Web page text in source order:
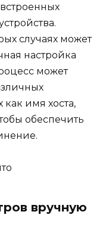
случаях может
настройка
может
как имя хоста,
обеспечить
вручную